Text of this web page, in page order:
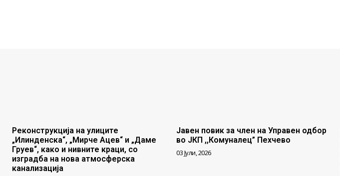
Реконструкција на улиците
„Илинденска“, „Мирче Ацев“ и „Даме
Груев“, како и нивните краци, со
изградба на нова атмосферска
канализација
Јавен повик за член на Управен одбор
во ЈКП ,,Комуналец” Пехчево
03 Јули, 2026